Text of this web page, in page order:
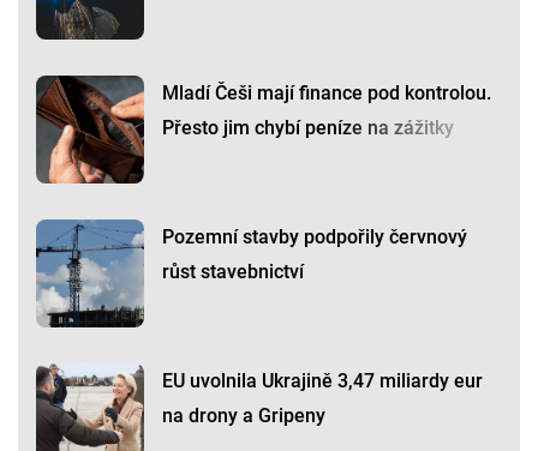
Mladí Češi mají finance pod kontrolou.
Přesto jim chybí peníze na zážitky
Pozemní stavby podpořily červnový
růst stavebnictví
EU uvolnila Ukrajině 3,47 miliardy eur
na drony a Gripeny